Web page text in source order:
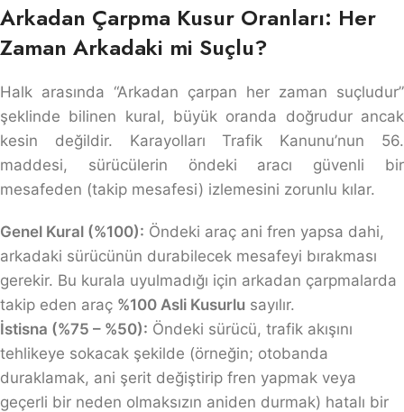
Arkadan Çarpma Kusur Oranları: Her
Zaman Arkadaki mi Suçlu?
Halk arasında “Arkadan çarpan her zaman suçludur”
şeklinde bilinen kural, büyük oranda doğrudur ancak
kesin değildir. Karayolları Trafik Kanunu’nun 56.
maddesi, sürücülerin öndeki aracı güvenli bir
mesafeden (takip mesafesi) izlemesini zorunlu kılar.
Genel Kural (%100): Öndeki araç ani fren yapsa dahi,
arkadaki sürücünün durabilecek mesafeyi bırakması
gerekir. Bu kurala uyulmadığı için arkadan çarpmalarda
takip eden araç %100 Asli Kusurlu sayılır.
İstisna (%75 – %50): Öndeki sürücü, trafik akışını
tehlikeye sokacak şekilde (örneğin; otobanda
duraklamak, ani şerit değiştirip fren yapmak veya
geçerli bir neden olmaksızın aniden durmak) hatalı bir